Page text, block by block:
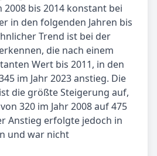
2008 bis 2014 konstant bei
in den folgenden Jahren bis
Trend ist bei der
die nach einem
Wert bis 2011, in den
im Jahr 2023 anstieg. Die
die größte Steigerung auf,
320 im Jahr 2008 auf 475
Anstieg erfolgte jedoch in
und war nicht